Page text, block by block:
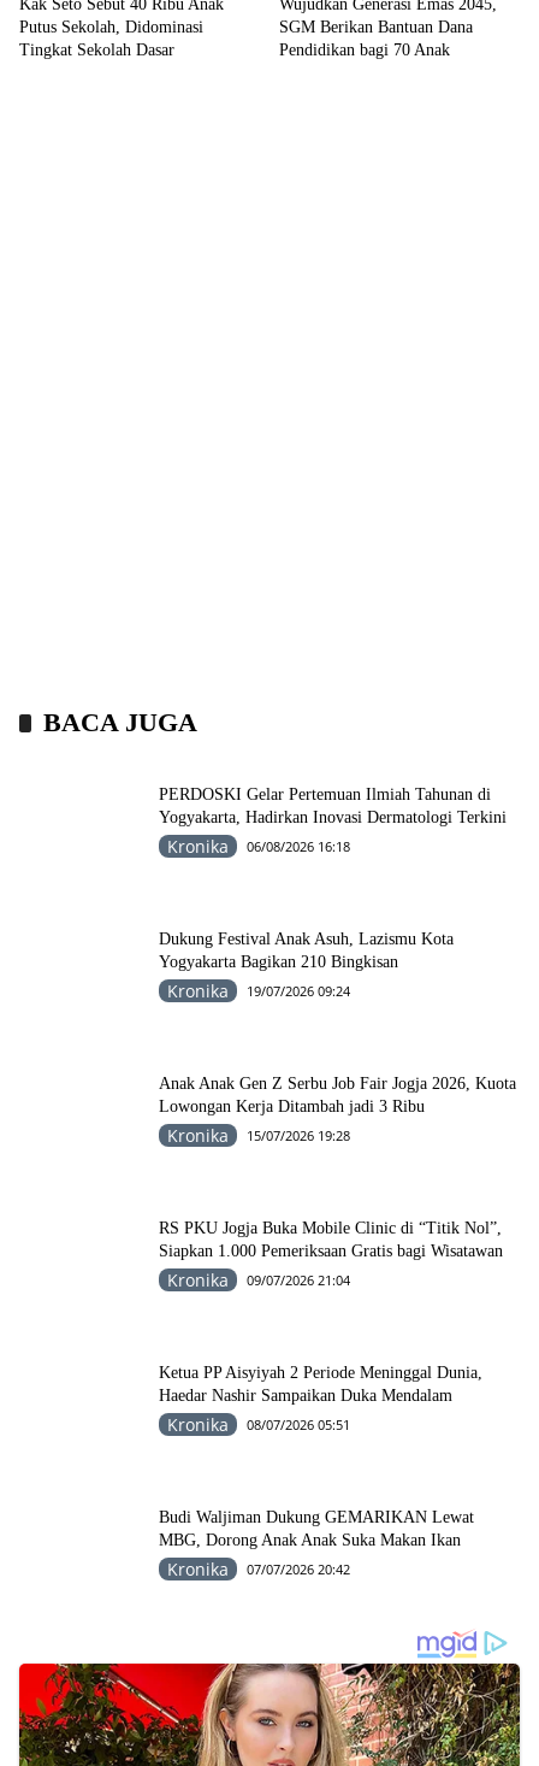
Kak Seto Sebut 40 Ribu Anak
Putus Sekolah, Didominasi
Tingkat Sekolah Dasar
Wujudkan Generasi Emas 2045,
SGM Berikan Bantuan Dana
Pendidikan bagi 70 Anak
BACA JUGA
PERDOSKI Gelar Pertemuan Ilmiah Tahunan di
Yogyakarta, Hadirkan Inovasi Dermatologi Terkini
Kronika 06/08/2026 16:18
Dukung Festival Anak Asuh, Lazismu Kota
Yogyakarta Bagikan 210 Bingkisan
Kronika 19/07/2026 09:24
Anak Anak Gen Z Serbu Job Fair Jogja 2026, Kuota
Lowongan Kerja Ditambah jadi 3 Ribu
Kronika 15/07/2026 19:28
RS PKU Jogja Buka Mobile Clinic di “Titik Nol”,
Siapkan 1.000 Pemeriksaan Gratis bagi Wisatawan
Kronika 09/07/2026 21:04
Ketua PP Aisyiyah 2 Periode Meninggal Dunia,
Haedar Nashir Sampaikan Duka Mendalam
Kronika 08/07/2026 05:51
Budi Waljiman Dukung GEMARIKAN Lewat
MBG, Dorong Anak Anak Suka Makan Ikan
Kronika 07/07/2026 20:42